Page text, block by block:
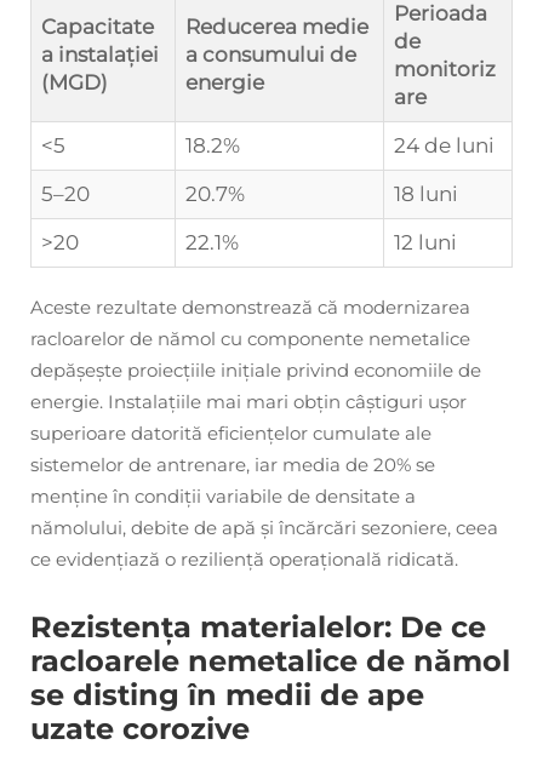
Capacitate
a instalației
(MGD)
Reducerea medie
a consumului de
energie
Perioada
de
monitoriz
are
<5
18.2%
24 de luni
5–20
20.7%
18 luni
>20
22.1% 12 luni
Aceste rezultate demonstrează că modernizarea
racloarelor de nămol cu componente nemetalice
depășește proiecțiile inițiale privind economiile de
energie. Instalațiile mai mari obțin câștiguri ușor
superioare datorită eficiențelor cumulate ale
sistemelor de antrenare, iar media de 20% se
menține în condiții variabile de densitate a
nămolului, debite de apă și încărcări sezoniere, ceea
ce evidențiază o reziliență operațională ridicată.
Rezistența materialelor: De ce
racloarele nemetalice de nămol
se disting în medii de ape
uzate corozive